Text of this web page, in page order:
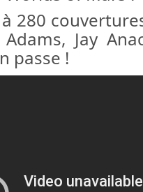
280
Jay
passe !